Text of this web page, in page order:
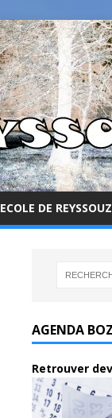
ECOLE DE
AGENDA BOZ
Retrouver